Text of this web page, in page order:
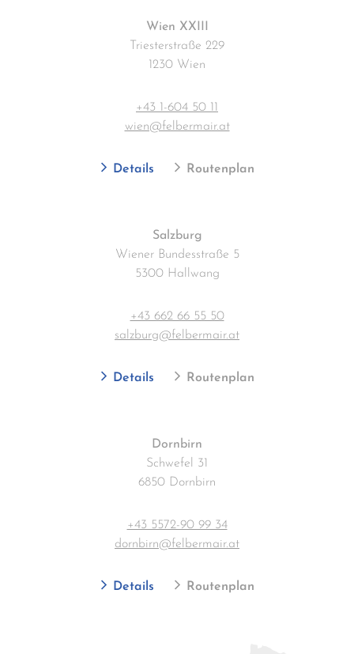
Wien XXIII
Triesterstraße 229
1230 Wien
+43 1-604 50 11
wien@felbermair.at
Details Routenplan
Salzburg
Wiener Bundesstraße 5
5300 Hallwang
+43 662 66 55 50
salzburg@felbermair.at
Details Routenplan
Dornbirn
Schwefel 31
6850 Dornbirn
+43 5572-90 99 34
dornbirn@felbermair.at
Details Routenplan